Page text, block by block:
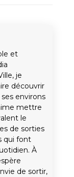
et
je
découvrir
environs
mettre
le
de sorties
qui font
À
de sortir,